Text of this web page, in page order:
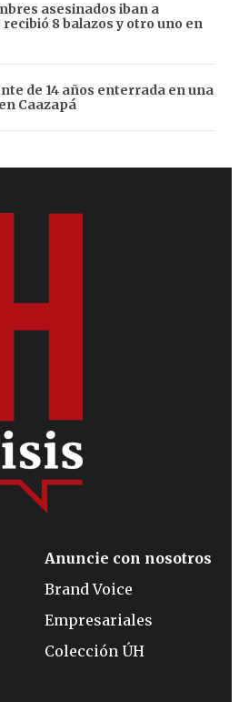
asesinados iban a
8 balazos y otro uno en
de 14 años enterrada en una
Caazapá
Anuncie con nosotros
Brand Voice
Empresariales
Colección ÚH